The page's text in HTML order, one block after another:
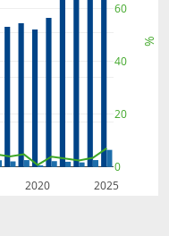
2020 2025
0
20
40
60
%